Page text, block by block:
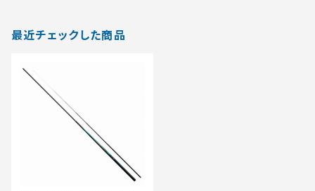
最近チェックした商品